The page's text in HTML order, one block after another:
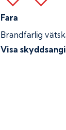
Fara
Brandfarlig
Visa